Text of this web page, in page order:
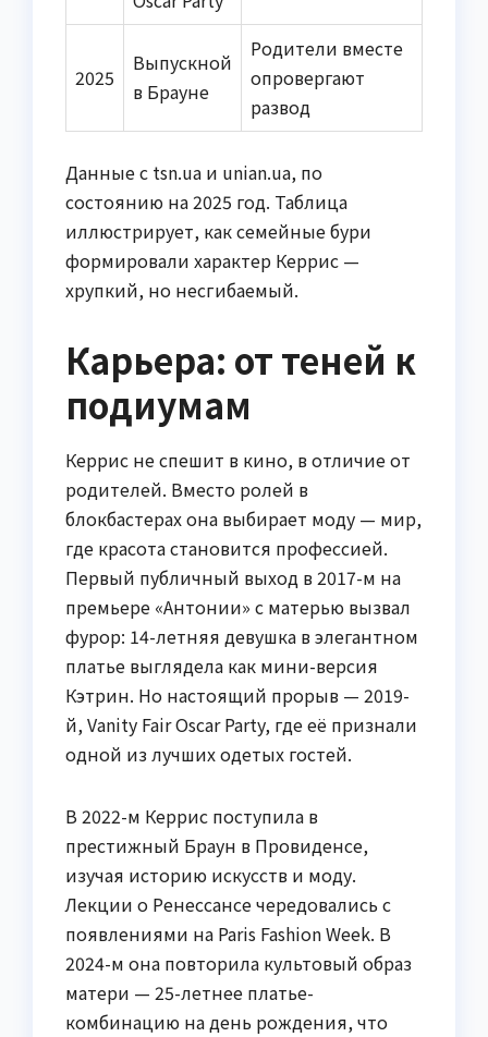
2025
Выпускной
в Брауне
Родители вместе
опровергают
развод
Данные с tsn.ua и unian.ua, по
состоянию на 2025 год. Таблица
иллюстрирует, как семейные бури
формировали характер Керрис —
хрупкий, но несгибаемый.
Карьера: от теней к
подиумам
Керрис не спешит в кино, в отличие от
родителей. Вместо ролей в
блокбастерах она выбирает моду — мир,
где красота становится профессией.
Первый публичный выход в 2017-м на
премьере «Антонии» с матерью вызвал
фурор: 14-летняя девушка в элегантном
платье выглядела как мини-версия
Кэтрин. Но настоящий прорыв — 2019-
й, Vanity Fair Oscar Party, где её признали
одной из лучших одетых гостей.
В 2022-м Керрис поступила в
престижный Браун в Провиденсе,
изучая историю искусств и моду.
Лекции о Ренессансе чередовались с
появлениями на Paris Fashion Week. В
2024-м она повторила культовый образ
матери — 25-летнее платье-
комбинацию на день рождения, что